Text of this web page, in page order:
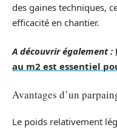
des gaines techniques,
efficacité en chantier.
A découvrir également :
au m2 est essentiel
Avantages d’un
Le poids relativement